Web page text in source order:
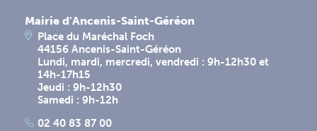
Mairie d'Ancenis-Saint-Géréon
Place du Maréchal Foch
44156 Ancenis-Saint-Géréon
Lundi, mardi, mercredi, vendredi : 9h-12h30 et
14h-17h15
Jeudi : 9h-12h30
Samedi : 9h-12h
02 40 83 87 00